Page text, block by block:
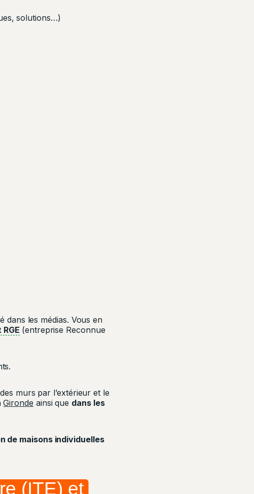
solutions…)
dans les médias. Vous en
(entreprise Reconnue
murs par l’extérieur et le
Gironde ainsi que dans les
de maisons individuelles
(ITE) et